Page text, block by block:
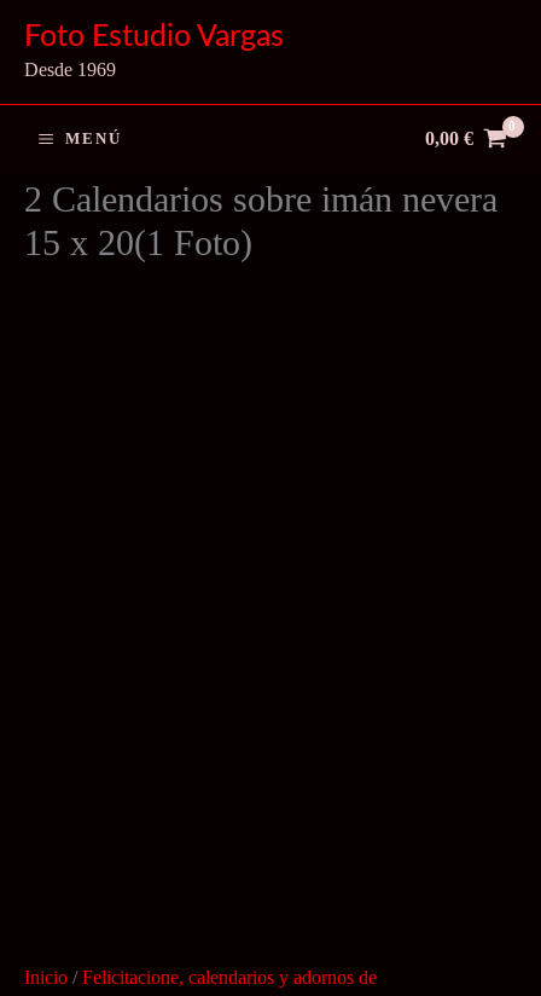
contenido
Foto Estudio Vargas
Desde 1969
MENÚ 0,00 €
2 Calendarios sobre imán nevera
15 x 20(1 Foto)
Inicio /Felicitacione, calendarios y adornos de